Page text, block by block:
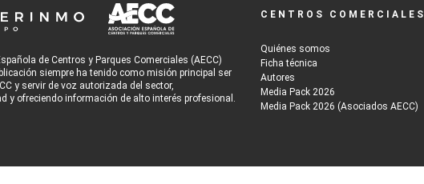
de Centros y Parques Comerciales (AECC)
siempre ha tenido como misión principal ser
y servir de voz autorizada del sector,
y ofreciendo información de alto interés profesional.
CENTROS COMERCIALES
Quiénes somos
Ficha técnica
Autores
Media Pack 2026
Media Pack 2026 (Asociados AECC)